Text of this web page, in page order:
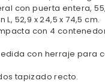
con puerta entera,
L, 52,9 x 24,5 x 74,5 cm.
con 4
con herraje para
tapizado recto.